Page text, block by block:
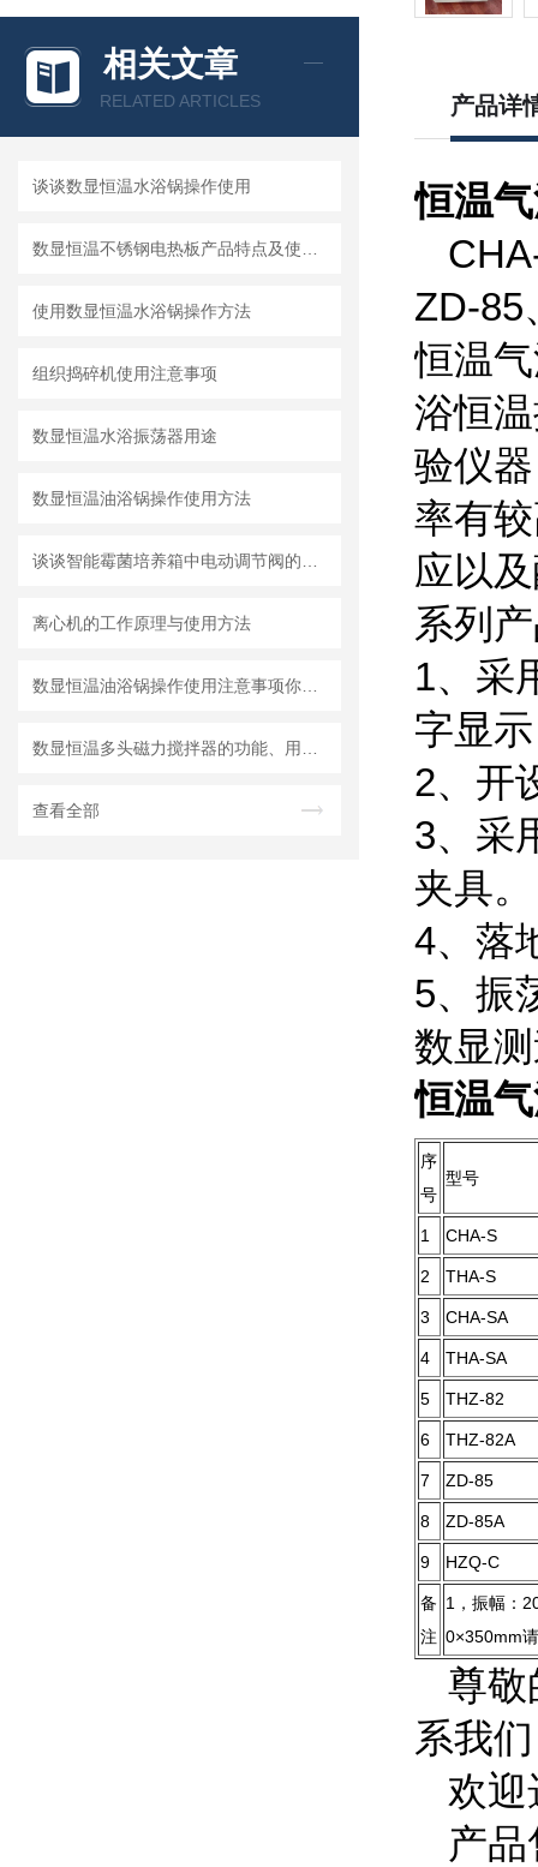
相关文章
RELATED ARTICLES
谈谈数显恒温水浴锅操作使用
使用数显恒温水浴锅操作方法
组织捣碎机使用注意事项
数显恒温水浴振荡器用途
数显恒温油浴锅操作使用方法
离心机的工作原理与使用方法
查看全部
产品详
恒温
ZD-85
恒温
浴恒
验仪
率有
应以
系列
1、采
字显
2、开
3、采
夹具。
4、落
5、振
数显
恒温
序
号
型号
1 CHA-S
2 THA-S
3 CHA-SA
4 THA-SA
5 THZ-82
6 THZ-82A
7 ZD-85
8 ZD-85A
9 HZQ-C
备
注
1，振幅：
0×350mm
尊敬
系我
欢迎
产